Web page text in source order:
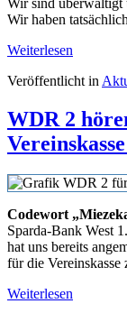
Wir haben
Weiterlesen
Veröffentlicht in
WDR 2
Codewort
Sparda-Bank West
hat uns bereits
für die Vereinskasse
Weiterlesen